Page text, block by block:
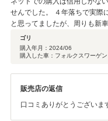
せんでした。 ４年落ちで実際
と思ってましたが、周りも新
対応もよかったので大満足です
ゴリ
購入年月： 2024/06
購入した車：フォルクスワー
販売店の返信
口コミありがとうございま